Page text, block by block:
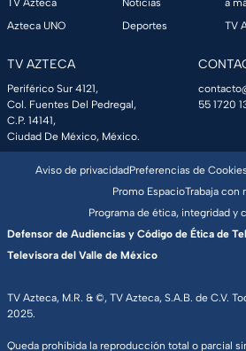
TV Azteca
Azteca UNO
Noticias
Deportes
a
TV
TV AZTECA
Periférico Sur 4121,
Col. Fuentes Del Pedregal,
C.P. 14141,
Ciudad De México, México.
55 1720
TV Azteca, M.R. & ©, TV Azteca, S.A.B. de C.V.
2025.
Queda prohibida la reproducción total o parcial
Aviso de privacidadPreferencias de Cookies
Promo EspacioTrabaja con
Programa de ética, integridad y
Defensor de Audiencias y Código de Ética de
Televisora del Valle de México